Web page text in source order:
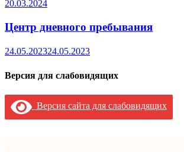
20.03.2024
Центр дневного пребывания
24.05.202324.05.2023
Версия для слабовидящих
Версия сайта для слабовидящих